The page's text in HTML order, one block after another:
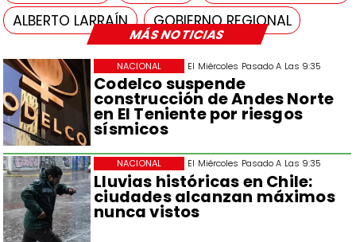
MÁS NOTICIAS
El Miércoles Pasado A Las 9:35
Codelco suspende
construcción de Andes Norte
en El Teniente por riesgos
sísmicos
NACIONAL
El Miércoles Pasado A Las 9:35
Lluvias históricas en Chile:
ciudades alcanzan máximos
nunca vistos
NACIONAL
ALBERTO LARRAÍN
GOBIERNO REGIONAL